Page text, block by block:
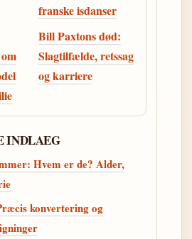
franske isdanser
Bill Paxtons død:
Slagtilfælde, retssag
og karriere
INDLAEG
Hvem er de? Alder,
konvertering og